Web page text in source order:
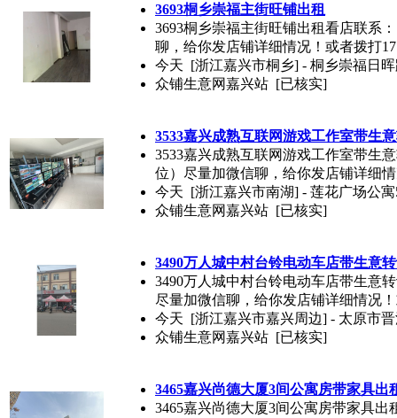
3693桐乡崇福主街旺铺出租
3693桐乡崇福主街旺铺出租看店联系
聊，给你发店铺详细情况！或者拨打
今天 [浙江嘉兴市桐乡] - 桐乡崇福日晖
众铺生意网嘉兴站 [已核实]
3533嘉兴成熟互联网游戏工作室带生
3533嘉兴成熟互联网游戏工作室带生
位）尽量加微信聊，给你发店铺详细
今天 [浙江嘉兴市南湖] - 莲花广场公
众铺生意网嘉兴站 [已核实]
3490万人城中村台铃电动车店带生意
3490万人城中村台铃电动车店带生意
尽量加微信聊，给你发店铺详细情况
今天 [浙江嘉兴市嘉兴周边] - 太原市
众铺生意网嘉兴站 [已核实]
3465嘉兴尚德大厦3间公寓房带家具出
3465嘉兴尚德大厦3间公寓房带家具出